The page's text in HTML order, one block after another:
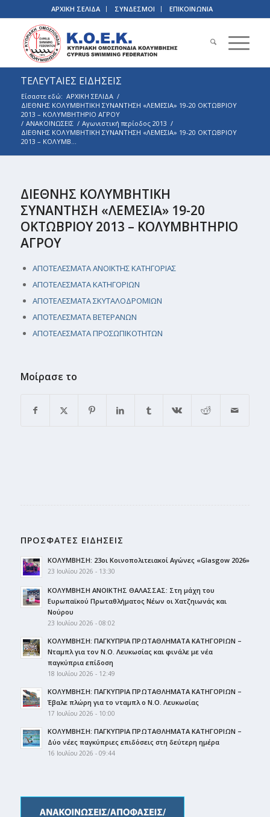
ΑΡΧΙΚΗ ΣΕΛΙΔΑ ΣΥΝΔΕΣΜΟΙ ΕΠΙΚΟΙΝΩΝΙΑ
ΤΕΛΕΥΤΑΙΕΣ ΕΙΔΗΣΕΙΣ
Είσαστε εδώ: ΑΡΧΙΚΗ ΣΕΛΙΔΑ /
ΔΙΕΘΝΗΣ ΚΟΛΥΜΒΗΤΙΚΗ ΣΥΝΑΝΤΗΣΗ «ΛΕΜΕΣΙΑ» 19-20 ΟΚΤΩΒΡΙΟΥ
2013 – ΚΟΛΥΜΒΗΤΗΡΙΟ ΑΓΡΟΥ
/ ΑΝΑΚΟΙΝΩΣΕΙΣ / Αγωνιστική περίοδος 2013 /
ΔΙΕΘΝΗΣ ΚΟΛΥΜΒΗΤΙΚΗ ΣΥΝΑΝΤΗΣΗ «ΛΕΜΕΣΙΑ» 19-20 ΟΚΤΩΒΡΙΟΥ
2013 – ΚΟΛΥΜΒ...
ΔΙΕΘΝΗΣ ΚΟΛΥΜΒΗΤΙΚΗ
ΣΥΝΑΝΤΗΣΗ «ΛΕΜΕΣΙΑ» 19-20
ΟΚΤΩΒΡΙΟΥ 2013 – ΚΟΛΥΜΒΗΤΗΡΙΟ
ΑΓΡΟΥ
ΑΠΟΤΕΛΕΣΜΑΤΑ ΑΝΟΙΚΤΗΣ ΚΑΤΗΓΟΡΙΑΣ
ΑΠΟΤΕΛΕΣΜΑΤΑ ΚΑΤΗΓΟΡΙΩΝ
ΑΠΟΤΕΛΕΣΜΑΤΑ ΣΚΥΤΑΛΟΔΡΟΜΙΩΝ
ΑΠΟΤΕΛΕΣΜΑΤΑ ΒΕΤΕΡΑΝΩΝ
ΑΠΟΤΕΛΕΣΜΑΤΑ ΠΡΟΣΩΠΙΚΟΤΗΤΩΝ
Μοίρασε το
ΠΡΟΣΦΑΤΕΣ ΕΙΔΗΣΕΙΣ
ΚΟΛΥΜΒΗΣΗ: 23οι Κοινοπολιτειακοί Αγώνες «Glasgow 2026»
23 Ιουλίου 2026 - 13:30
ΚΟΛΥΜΒΗΣΗ ΑΝΟΙΚΤΗΣ ΘΑΛΑΣΣΑΣ: Στη μάχη του
Ευρωπαϊκού Πρωταθλήματος Νέων οι Χατζηιωνάς και
Νούρου
23 Ιουλίου 2026 - 08:02
ΚΟΛΥΜΒΗΣΗ: ΠΑΓΚΥΠΡΙΑ ΠΡΩΤΑΘΛΗΜΑΤΑ ΚΑΤΗΓΟΡΙΩΝ –
Νταμπλ για τον Ν.Ο. Λευκωσίας και φινάλε με νέα
παγκύπρια επίδοση
18 Ιουλίου 2026 - 12:49
ΚΟΛΥΜΒΗΣΗ: ΠΑΓΚΥΠΡΙΑ ΠΡΩΤΑΘΛΗΜΑΤΑ ΚΑΤΗΓΟΡΙΩΝ –
Έβαλε πλώρη για το νταμπλ ο Ν.Ο. Λευκωσίας
17 Ιουλίου 2026 - 10:00
ΚΟΛΥΜΒΗΣΗ: ΠΑΓΚΥΠΡΙΑ ΠΡΩΤΑΘΛΗΜΑΤΑ ΚΑΤΗΓΟΡΙΩΝ –
Δύο νέες παγκύπριες επιδόσεις στη δεύτερη ημέρα
16 Ιουλίου 2026 - 09:44